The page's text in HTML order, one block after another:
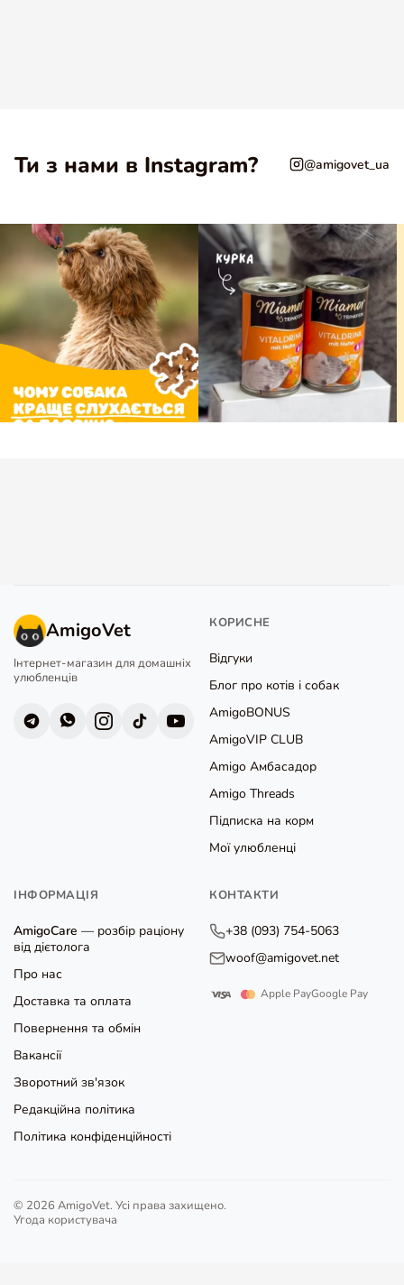
Ти з нами в Instagram? @amigovet_ua
AmigoVet
Інтернет-магазин для домашніх
улюбленців
КОРИСНЕ
Відгуки
Блог про котів і собак
AmigoBONUS
AmigoVIP CLUB
Amigo Амбасадор
Amigo Threads
Підписка на корм
Мої улюбленці
ІНФОРМАЦІЯ
AmigoCare — розбір раціону
від дієтолога
Про нас
Доставка та оплата
Повернення та обмін
Вакансії
Зворотний зв'язок
Редакційна політика
Політика конфіденційності
КОНТАКТИ
+38 (093) 754-5063
woof@amigovet.net
Apple PayGoogle Pay
© 2026 AmigoVet. Усі права захищено.
Угода користувача